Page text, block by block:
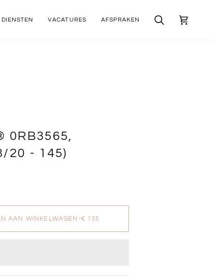
DIENSTEN VACATURES AFSPRAKEN
Zoek
0RB3565,
20 - 145)
AAN WINKELWAGEN •€ 135